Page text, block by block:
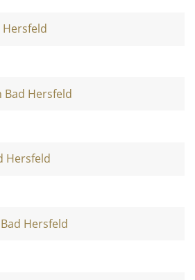
Bad Hersfeld
Hersfeld
Hersfeld